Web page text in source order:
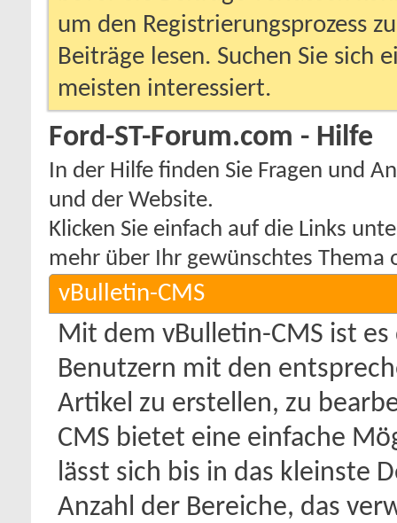
um den Registrierungsprozess
Beiträge lesen. Suchen Sie sich
meisten interessiert.
Ford-ST-Forum.com - Hilfe
In der Hilfe finden Sie Fragen und
und der Website.
Klicken Sie einfach auf die Links
mehr über Ihr gewünschtes Thema
vBulletin-CMS
Mit dem vBulletin-CMS ist
Benutzern mit den
Artikel zu erstellen, zu
CMS bietet eine einfache
lässt sich bis in das kleinste
Anzahl der Bereiche, das